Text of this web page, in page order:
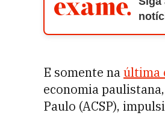
E somente naúltima
economia
Paulo (ACSP),